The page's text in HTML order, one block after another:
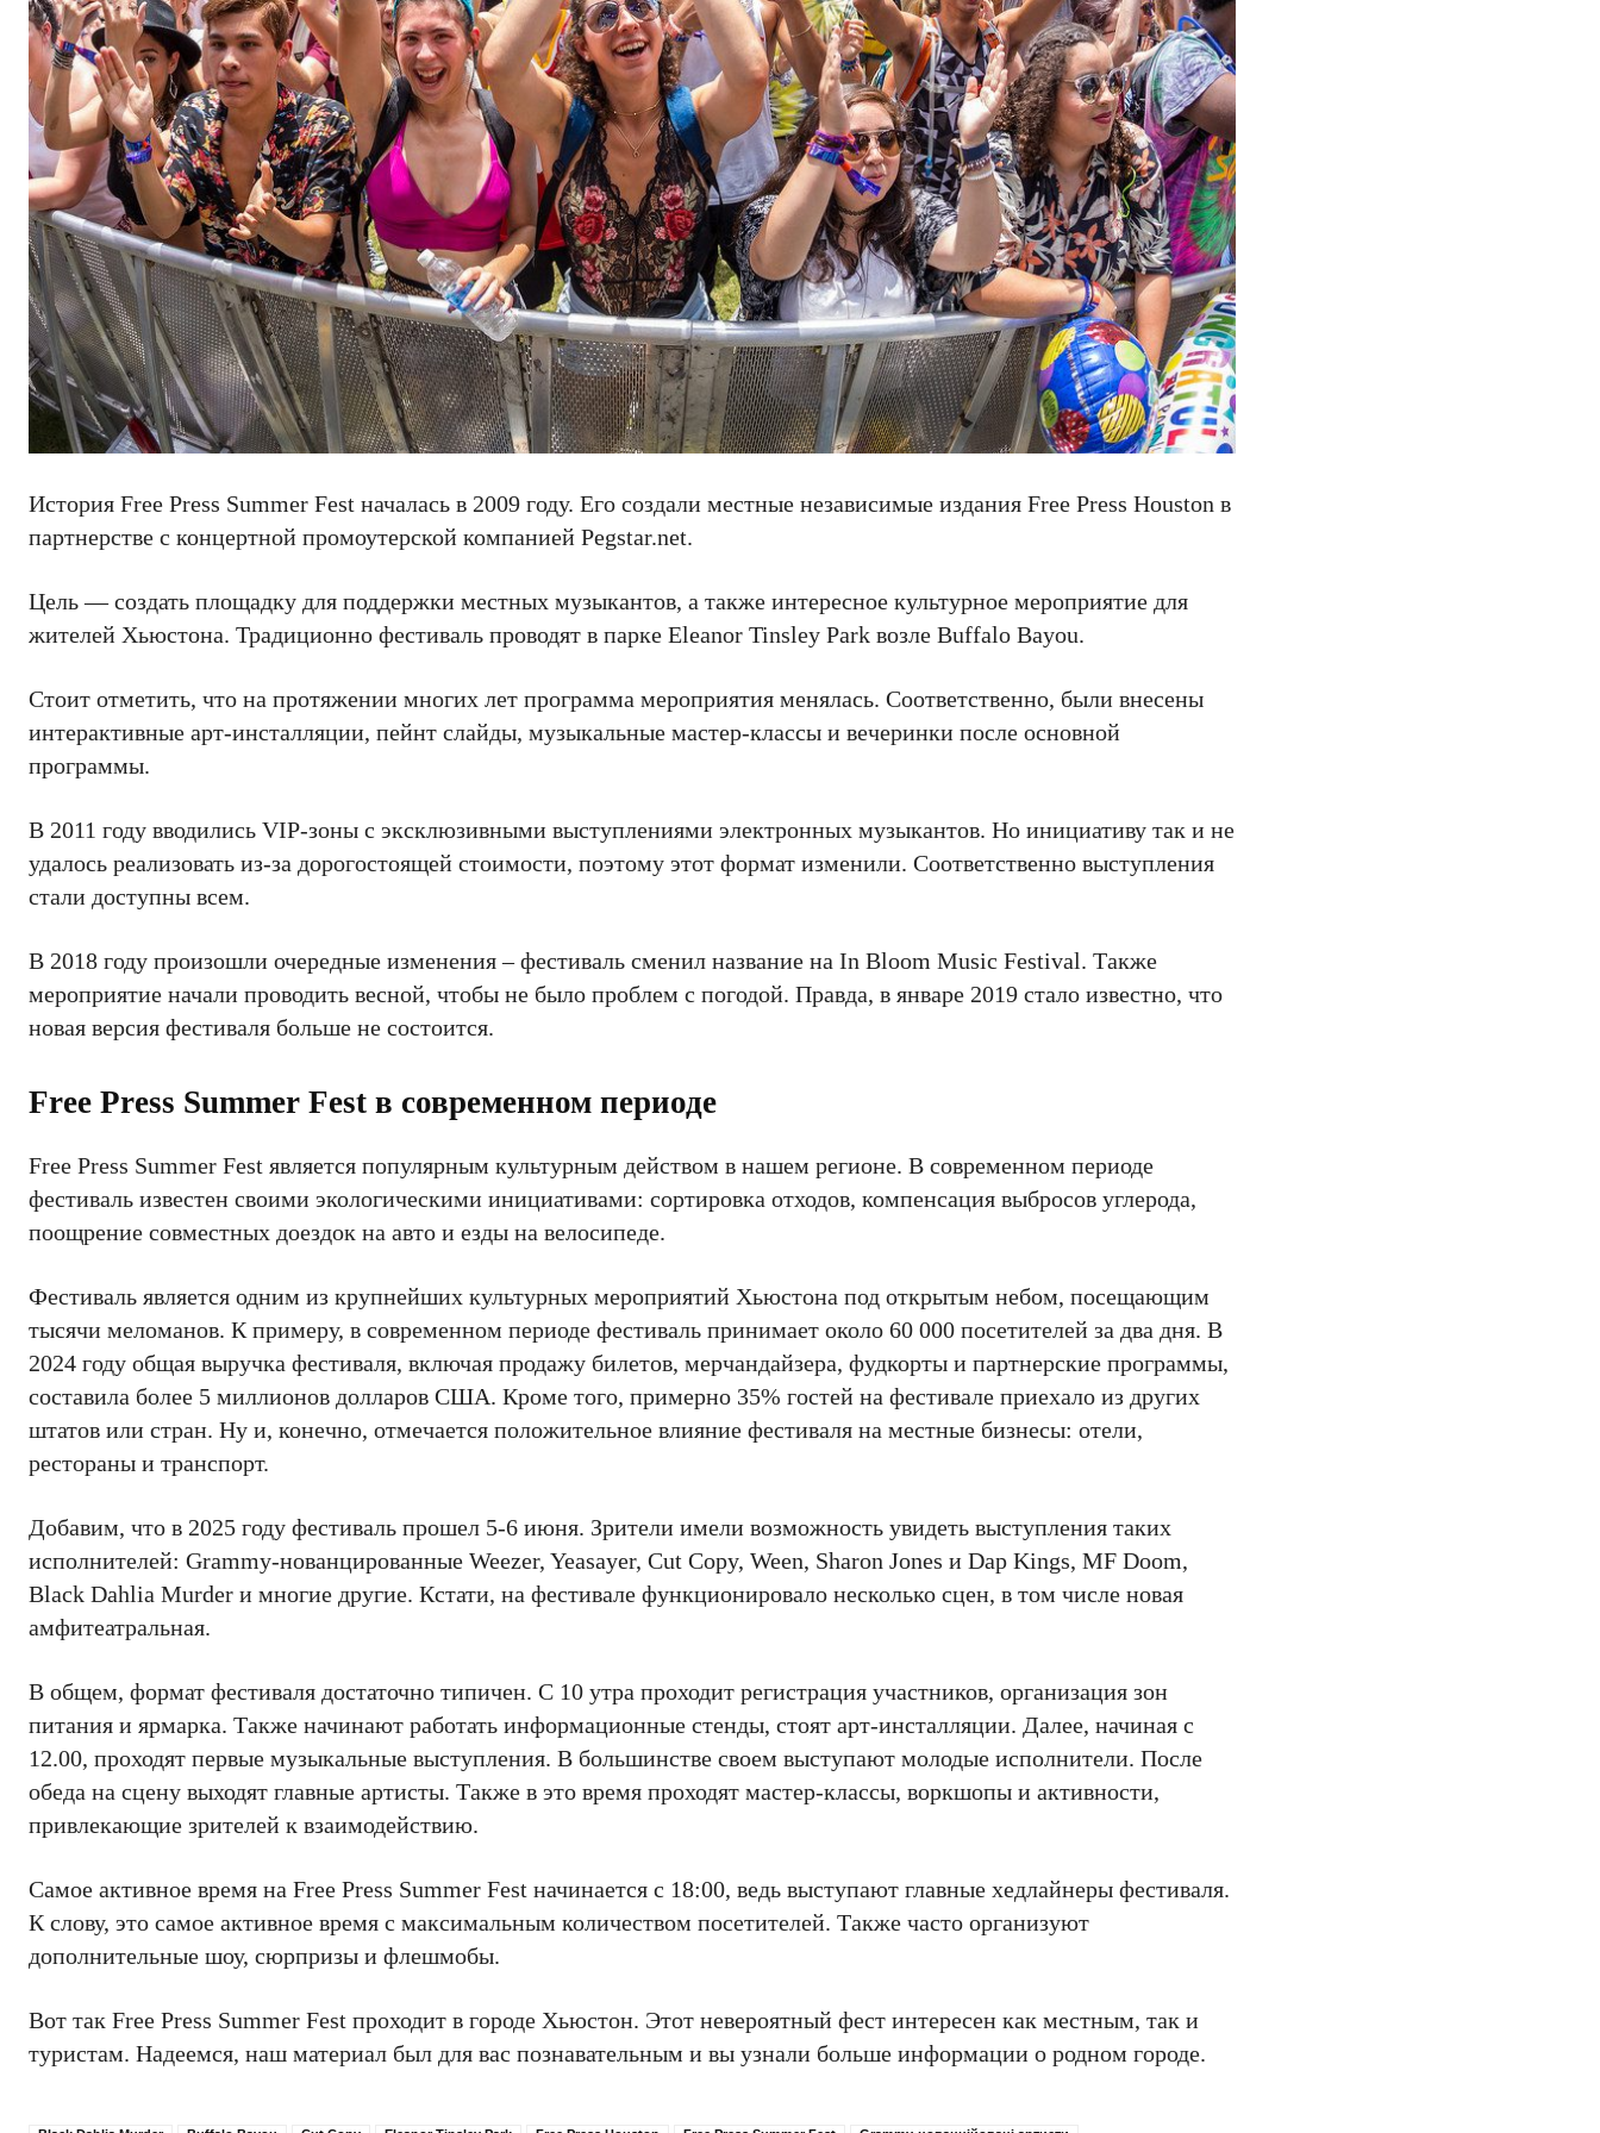
История Free Press Summer Fest началась в 2009 году. Его создали местные независимые издания Free Press Houston в
партнерстве с концертной промоутерской компанией Pegstar.net.
Цель — создать площадку для поддержки местных музыкантов, а также интересное культурное мероприятие для
жителей Хьюстона. Традиционно фестиваль проводят в парке Eleanor Tinsley Park возле Buffalo Bayou.
Стоит отметить, что на протяжении многих лет программа мероприятия менялась. Соответственно, были внесены
интерактивные арт-инсталляции, пейнт слайды, музыкальные мастер-классы и вечеринки после основной
программы.
В 2011 году вводились VIP-зоны с эксклюзивными выступлениями электронных музыкантов. Но инициативу так и не
удалось реализовать из-за дорогостоящей стоимости, поэтому этот формат изменили. Соответственно выступления
стали доступны всем.
В 2018 году произошли очередные изменения – фестиваль сменил название на In Bloom Music Festival. Также
мероприятие начали проводить весной, чтобы не было проблем с погодой. Правда, в январе 2019 стало известно, что
новая версия фестиваля больше не состоится.
Free Press Summer Fest в современном периоде
Free Press Summer Fest является популярным культурным действом в нашем регионе. В современном периоде
фестиваль известен своими экологическими инициативами: сортировка отходов, компенсация выбросов углерода,
поощрение совместных доездок на авто и езды на велосипеде.
Фестиваль является одним из крупнейших культурных мероприятий Хьюстона под открытым небом, посещающим
тысячи меломанов. К примеру, в современном периоде фестиваль принимает около 60 000 посетителей за два дня. В
2024 году общая выручка фестиваля, включая продажу билетов, мерчандайзера, фудкорты и партнерские программы,
составила более 5 миллионов долларов США. Кроме того, примерно 35% гостей на фестивале приехало из других
штатов или стран. Ну и, конечно, отмечается положительное влияние фестиваля на местные бизнесы: отели,
рестораны и транспорт.
Добавим, что в 2025 году фестиваль прошел 5-6 июня. Зрители имели возможность увидеть выступления таких
исполнителей: Grammy-нованцированные Weezer, Yeasayer, Cut Copy, Ween, Sharon Jones и Dap Kings, MF Doom,
Black Dahlia Murder и многие другие. Кстати, на фестивале функционировало несколько сцен, в том числе новая
амфитеатральная.
В общем, формат фестиваля достаточно типичен. С 10 утра проходит регистрация участников, организация зон
питания и ярмарка. Также начинают работать информационные стенды, стоят арт-инсталляции. Далее, начиная с
12.00, проходят первые музыкальные выступления. В большинстве своем выступают молодые исполнители. После
обеда на сцену выходят главные артисты. Также в это время проходят мастер-классы, воркшопы и активности,
привлекающие зрителей к взаимодействию.
Самое активное время на Free Press Summer Fest начинается с 18:00, ведь выступают главные хедлайнеры фестиваля.
К слову, это самое активное время с максимальным количеством посетителей. Также часто организуют
дополнительные шоу, сюрпризы и флешмобы.
Вот так Free Press Summer Fest проходит в городе Хьюстон. Этот невероятный фест интересен как местным, так и
туристам. Надеемся, наш материал был для вас познавательным и вы узнали больше информации о родном городе.